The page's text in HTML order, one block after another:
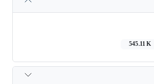
545.11 K